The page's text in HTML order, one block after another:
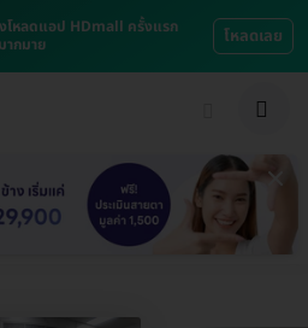
โหลดแอป HDmall ครั้งแรก
ากมาย
โหลดเลย